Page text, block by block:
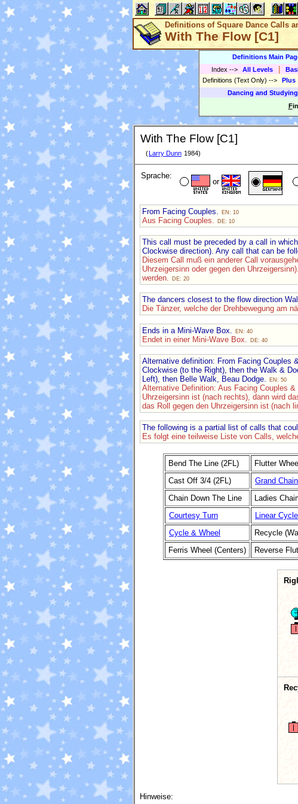
Definitions of Square Dance Calls
With The Flow [C1]
Definitions Main
Index --> All Levels
Definitions (Text Only) --> Plus
Dancing and
F
With The Flow [C1]
( Larry Dunn 1984)
Sprache:
or
From Facing Couples. EN: 10
Aus Facing Couples. DE: 10
This call must be preceded by a call in
Clockwise direction). Any call that can be
Diesem Call muß ein anderer Call
Uhrzeigersinn oder gegen den
werden.
DE: 20
The dancers closest to the flow direction
Die Tänzer, welche der Drehbewegung am
Ends in a Mini-Wave Box. EN: 40
Endet in einer Mini-Wave Box. DE: 40
Alternative definition: From Facing Couples
Clockwise (to the Right), then the Walk &
Left), then Belle Walk, Beau Dodge.
EN: 50
Alternative Definition: Aus Facing Couples
Uhrzeigersinn ist (nach rechts), dann wird
das Roll gegen den Uhrzeigersinn ist (nach
The following is a partial list of calls that
Es folgt eine teilweise Liste von Calls,
Bend The Line (2FL) Flutter
Cast Off 3/4 (2FL)
Grand
Chain Down The Line
Ladies
Courtesy Turn
Linear Cycle
Cycle & Wheel
Recycle
Ferris Wheel (Centers)
Reverse
Hinweise: